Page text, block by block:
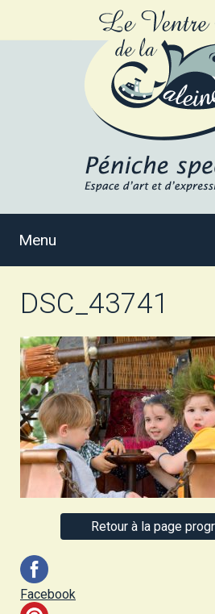
Menu
DSC_43741
Retour à la page
Facebook